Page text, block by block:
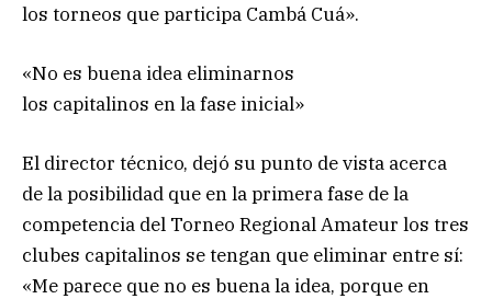
los torneos que participa Cambá Cuá».
«No es buena idea eliminarnos
los capitalinos en la fase inicial»
El director técnico, dejó su punto de vista acerca
de la posibilidad que en la primera fase de la
competencia del Torneo Regional Amateur los tres
clubes capitalinos se tengan que eliminar entre sí:
«Me parece que no es buena la idea, porque en